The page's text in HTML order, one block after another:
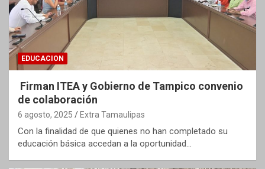
EDUCACION
Firman ITEA y Gobierno de Tampico convenio
de colaboración
6 agosto, 2025 Extra Tamaulipas
Con la finalidad de que quienes no han completado su
educación básica accedan a la oportunidad…